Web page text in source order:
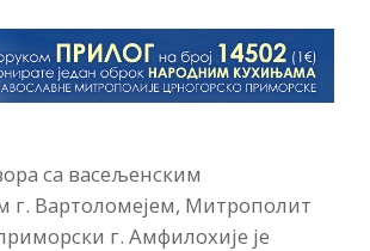
са васељенским
г. Вартоломејем, Митрополит
г. Амфилохије је